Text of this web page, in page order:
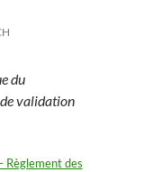
du
validation
Règlement des